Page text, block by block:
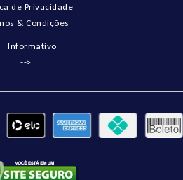
de Privacidade
& Condições
Informativo
-->